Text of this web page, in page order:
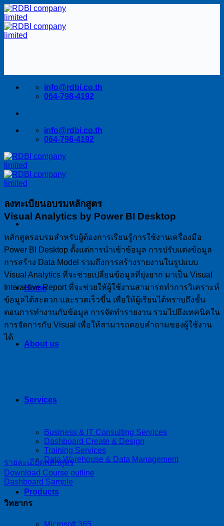
Skip
to
content
info@rdbi.co.th
064-798-4192
info@rdbi.co.th
064-798-4192
Home
About us
Services
Business & IT Consulting Services
Dashboard Create & Design
Training Services
Data Warehouse & Data Management
Products
Microsoft 365
ลงทะเบียนอบรมหลักสูตร
Visual Analytics by Power BI Desktop
หลักสูตรอบรมสำหรับผู้ต้องการเรียนรู้การใช้งานเครื่องมือ
Power BI Desktop ตั้งแต่การนำเข้าข้อมูล การปรับแต่งข้อมูล
การสร้าง Data Model รวมถึงการสร้างรายงานในรูปแบบ
Visual Analytics ที่จะช่วยเปลี่ยนข้อมูลที่ยุ่งยาก มาเป็น Visual
Interactive Report ที่จะช่วยให้ผู้ใช้งานสามารถทำการวิเคราะห์
ข้อมูลได้สะดวก และรวดเร็วขึ้น เพื่อให้ผู้เรียนได้ทราบถึงขั้น
ตอนการทำงานกับข้อมูล การจัดทำรายงาน รวมไปถึงเทคนิคใน
การจัดการกับ Visual เพื่อให้สามารถตอบคำถามของผู้ใช้งาน
ได้
รายละเอียดหลักสูตร
Download Course outline
Dashboard Sample
วิทยากร